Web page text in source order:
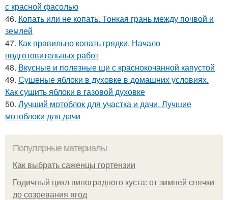
с красной фасолью
46. Копать или не копать. Тонкая грань между почвой и
землей
47. Как правильно копать грядки. Начало
подготовительных работ
48. Вкусные и полезные щи с краснокочанной капустой
49. Сушеные яблоки в духовке в домашних условиях.
Как сушить яблоки в газовой духовке
50. Лучший мотоблок для участка и дачи. Лучшие
мотоблоки для дачи
Популярные материалы
Как выбрать саженцы гортензии
Годичный цикл виноградного куста: от зимней спячки
до созревания ягод